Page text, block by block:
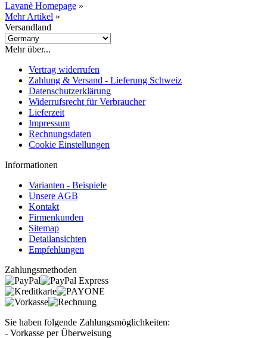
Lavanè Homepage »
Mehr Artikel »
Versandland
Mehr über...
Vertrag widerrufen
Zahlung & Versand - Lieferung Schweiz
Datenschutzerklärung
Widerrufsrecht für Verbraucher
Lieferzeit
Impressum
Rechnungsdaten
Cookie Einstellungen
Informationen
Varianten - Beispiele
Unsere AGB
Kontakt
Firmenkunden
Sitemap
Detailansichten
Empfehlungen
Zahlungsmethoden
Sie haben folgende Zahlungsmöglichkeiten:
- Vorkasse per Überweisung